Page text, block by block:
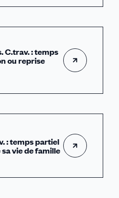
C.trav. : temps
ou reprise
: temps partiel
vie de famille